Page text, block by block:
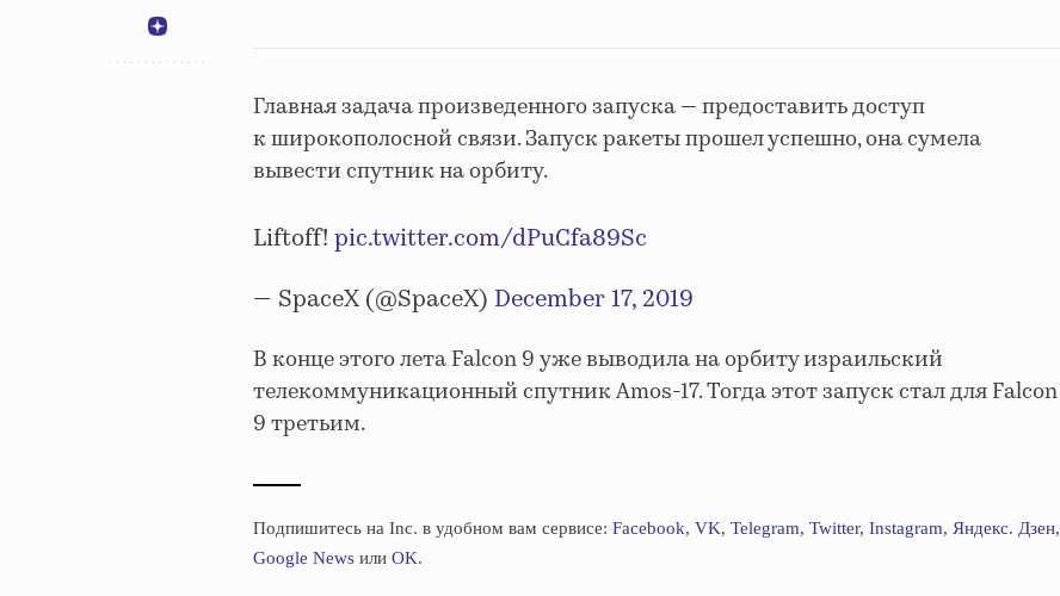
Главная задача произведенного запуска — предоставить доступ
к широкополосной связи. Запуск ракеты прошел успешно, она сумела
вывести спутник на орбиту.
Liftoff! pic.twitter.com/dPuCfa89Sc
— SpaceX (@SpaceX) December 17, 2019
В конце этого лета Falcon 9 уже выводила на орбиту израильский
телекоммуникационный спутник Amos-17. Тогда этот запуск стал для Falcon
9 третьим.
Подпишитесь на Inc. в удобном вам сервисе: Facebook, VK, Telegram, Twitter, Instagram, Яндекс. Дзен,
Google News или OK.